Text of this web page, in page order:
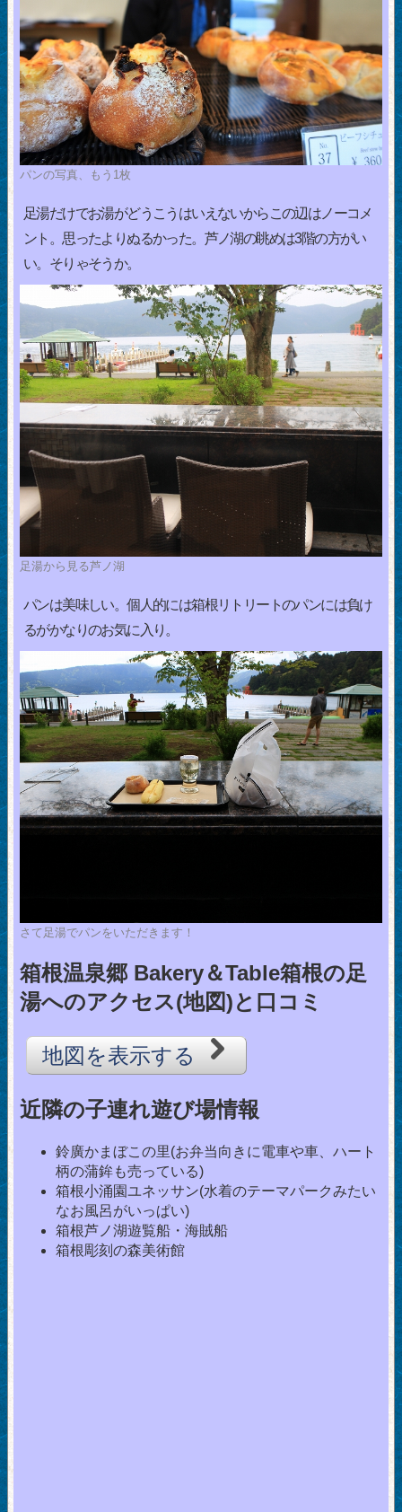
パンの写真、もう1枚
足湯だけでお湯がどうこうはいえないからこの辺はノーコメ
ント。思ったよりぬるかった。芦ノ湖の眺めは3階の方がい
い。そりゃそうか。
足湯から見る芦ノ湖
パンは美味しい。個人的には箱根リトリートのパンには負け
るがかなりのお気に入り。
さて足湯でパンをいただきます！
箱根温泉郷 Bakery＆Table箱根の足
湯へのアクセス(地図)と口コミ
地図を表示する
近隣の子連れ遊び場情報
鈴廣かまぼこの里(お弁当向きに電車や車、ハート
柄の蒲鉾も売っている)
箱根小涌園ユネッサン(水着のテーマパークみたい
なお風呂がいっぱい)
箱根芦ノ湖遊覧船・海賊船
箱根彫刻の森美術館